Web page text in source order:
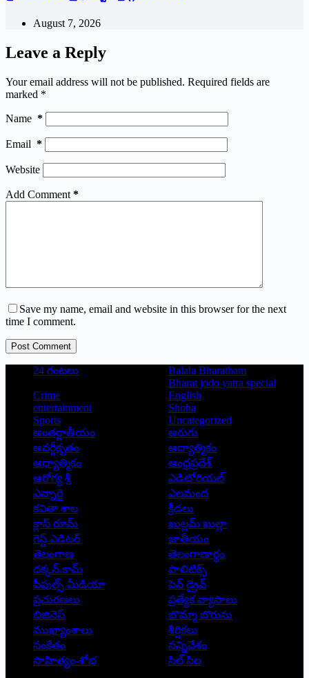
August 7, 2026
Leave a Reply
Your email address will not be published. Required fields are
marked *
Name *
Email *
Website
Add Comment *
Save my name, email and website in this browser for the next
time I comment.
Post Comment
24 గంటలు
Balala Bharatham
Bharat jodo yatra special
Crime
English
entertainment
Shoba
Sports
Uncategorized
అంతర్జాతీయం
అరుగు
అవర్గీకృతం
ఆద్యాత్మికం
ఆధ్యాత్మికం
ఆంధ్రప్రదేశ్
ఆరోగ్య శ్రీ
ఎడిటోరియల్
ఎన్నారై
ఎలమంద
కవితా శాల
క్రీడలు
క్లాస్ రూమ్
ఖుల్లమ్ ఖుల్లా
గెస్ట్ ఎడిటర్
జాతీయం
తెలంగాణ
తెలంగాణార్థం
దక్కన్.కామ్
పాలిటిక్స్
పీపుల్స్ ‌మీడియా
పెన్ డ్రైవ్
ప్రచురణలు
ప్రత్యేక వ్యాసాలు
బిజినెస్
బొమ్మా బొరుసు
ముఖ్యాంశాలు
శీర్షికలు
సంకేతం
సన్నివేశం
సాహిత్యం-శోభ
సిల్ సిల